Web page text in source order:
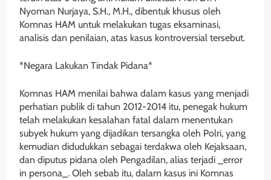
Nyoman Nurjaya, S.H., M.H., dibentuk khusus oleh
Komnas HAM untuk melakukan tugas eksaminasi,
analisis dan penilaian, atas kasus kontroversial tersebut.
*Negara Lakukan Tindak Pidana*
Komnas HAM menilai bahwa dalam kasus yang menjadi
perhatian publik di tahun 2012-2014 itu, penegak hukum
telah melakukan kesalahan fatal dalam menentukan
subyek hukum yang dijadikan tersangka oleh Polri, yang
kemudian didudukkan sebagai terdakwa oleh Kejaksaan,
dan diputus pidana oleh Pengadilan, alias terjadi _error
in persona_. Oleh sebab itu, dalam kasus ini Komnas